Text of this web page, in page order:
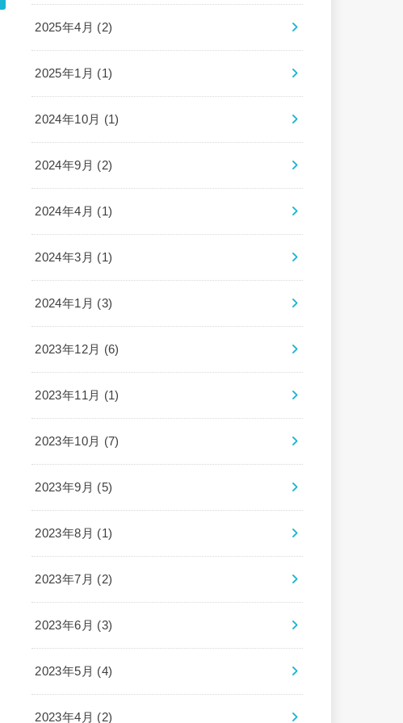
2025年4月 (2)
2025年1月 (1)
2024年10月 (1)
2024年9月 (2)
2024年4月 (1)
2024年3月 (1)
2024年1月 (3)
2023年12月 (6)
2023年11月 (1)
2023年10月 (7)
2023年9月 (5)
2023年8月 (1)
2023年7月 (2)
2023年6月 (3)
2023年5月 (4)
2023年4月 (2)